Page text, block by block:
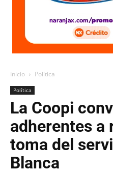
Inicio Política
Política
La Coopi
adherentes a
toma del
Blanca